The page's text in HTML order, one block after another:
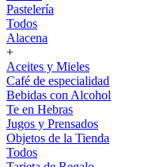
Pastelería
Todos
Alacena
+
Aceites y Mieles
Café de especialidad
Bebidas con Alcohol
Te en Hebras
Jugos y Prensados
Objetos de la Tienda
Todos